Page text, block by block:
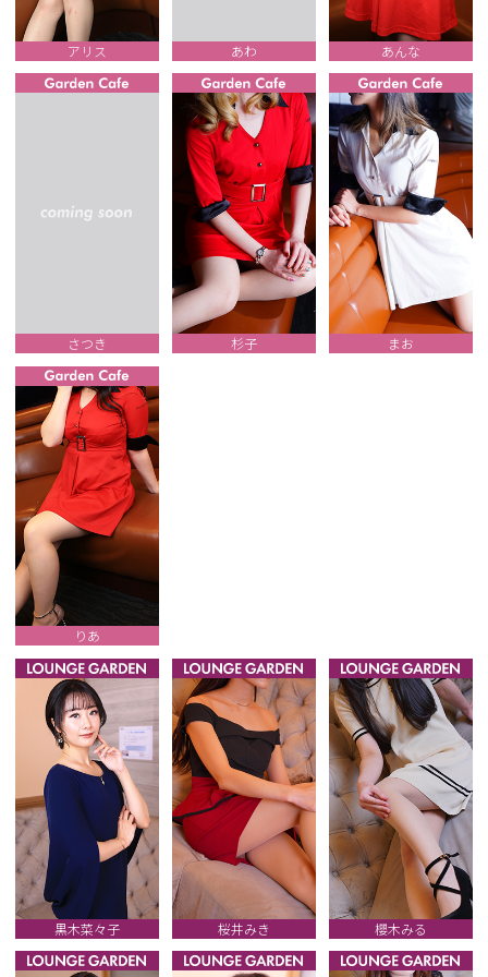
アリス あわ あんな
さつき 杉子 まお
りあ
黒木菜々子 桜井みき 櫻木みる